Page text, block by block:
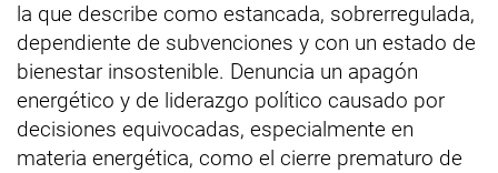
la que describe como estancada, sobrerregulada,
dependiente de subvenciones y con un estado de
bienestar insostenible. Denuncia un apagón
energético y de liderazgo político causado por
decisiones equivocadas, especialmente en
materia energética, como el cierre prematuro de